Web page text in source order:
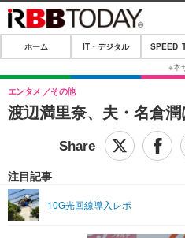
ホーム
IT・デジタル
IT・デジタルTOP
ネタ
SPEED TEST
エンタメ
ライフ
リリース一覧
ホーム IT・デジタル SPEED
渡辺満里奈、夫・名倉
エンタメ その他
注目記事
10G光回線導入レポ